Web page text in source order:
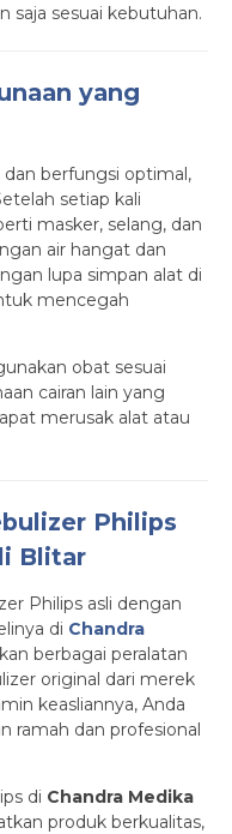
saja sesuai kebutuhan.
yang
berfungsi optimal,
setiap kali
masker, selang, dan
air hangat dan
lupa simpan alat di
mencegah
obat sesuai
cairan lain yang
merusak alat atau
Philips
Blitar
Philips asli dengan
di Chandra
berbagai peralatan
original dari merek
keasliannya, Anda
ramah dan profesional
di Chandra Medika
produk berkualitas,